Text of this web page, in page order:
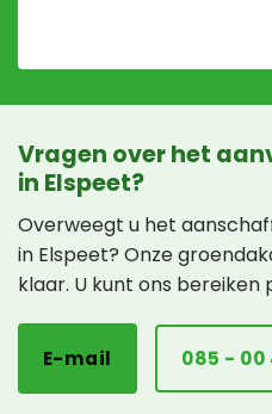
Vragen over het
in Elspeet?
Overweegt u het
in Elspeet? Onze
klaar. U kunt ons
E-mail 085 - 00